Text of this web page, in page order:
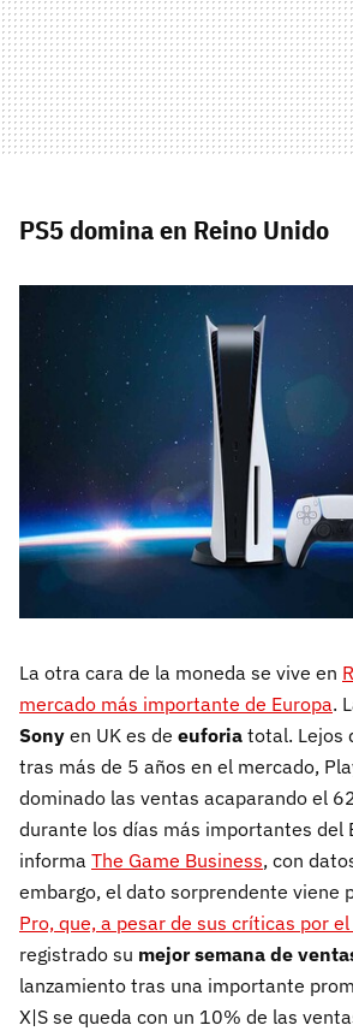
PS5 domina en Reino Unido
La otra cara de la moneda se vive en
mercado más importante de Europa.
Sony en UK es de euforia total. Lejos
tras más de 5 años en el mercado,
dominado las ventas acaparando el
durante los días más importantes del
informa The Game Business, con
embargo, el dato sorprendente viene
Pro, que, a pesar de sus críticas por el
registrado su mejor semana de
lanzamiento tras una importante
X|S se queda con un 10% de las